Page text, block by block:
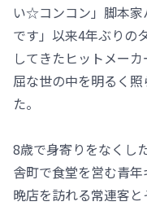
い☆コンコン」脚本家
です」以来4年ぶりの
してきたヒットメー
屈な世の中を明るく
た。
8歳で身寄りをなくし
舎町で食堂を営む青
晩店を訪れる常連客